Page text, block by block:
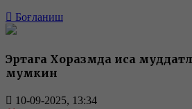
Боғланиш
Эртага Хоразмда қисқа
мумкин
10-09-2025, 13:34